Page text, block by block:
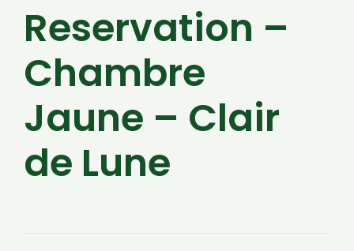
Reservation –
Chambre
Jaune – Clair
de Lune